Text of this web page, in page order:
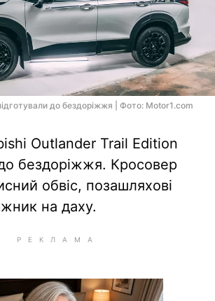
до бездоріжжя | Фото: Motor1.com
Outlander Trail Edition
бездоріжжя. Кросовер
обвіс, позашляхові
на даху.